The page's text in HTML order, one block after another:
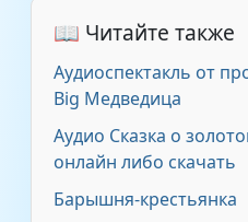
📖 Читайте также
Аудиоспектакль от
Big Медведица
Аудио Сказка о
онлайн либо скачать
Барышня-крестьянка